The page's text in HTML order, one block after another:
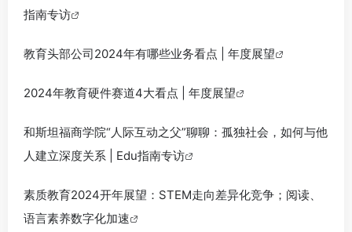
指南专访
教育头部公司2024年有哪些业务看点 | 年度展望
2024年教育硬件赛道4大看点 | 年度展望
和斯坦福商学院“人际互动之父”聊聊：孤独社会，如何与他
人建立深度关系 | Edu指南专访
素质教育2024开年展望：STEM走向差异化竞争；阅读、
语言素养数字化加速